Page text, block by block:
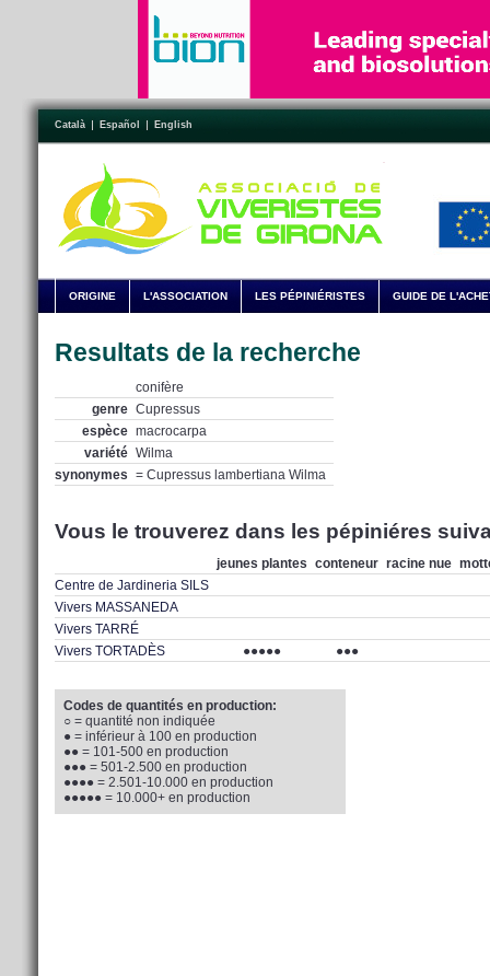
Català Español English
ORIGINE L'ASSOCIATION LES PÉPINIÉRISTES GUIDE DE
Resultats de la recherche
conifère
genre Cupressus
espèce macrocarpa
variété Wilma
synonymes = Cupressus lambertiana Wilma
Vous le trouverez dans les pépiniéres
jeunes plantes conteneur racine nue
Centre de Jardineria SILS
Vivers MASSANEDA
Vivers TARRÉ
Vivers TORTADÈS
●●●●● ●●●
Codes de quantités en production:
○ = quantité non indiquée
● = inférieur à 100 en production
●● = 101-500 en production
●●● = 501-2.500 en production
●●●● = 2.501-10.000 en production
●●●●● = 10.000+ en production